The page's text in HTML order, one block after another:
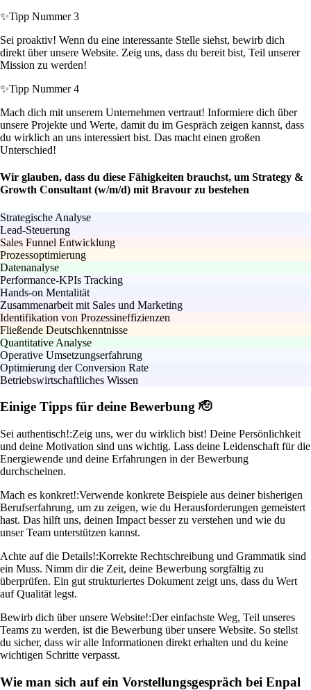
✨Tipp Nummer 3
Sei proaktiv! Wenn du eine interessante Stelle siehst, bewirb dich
direkt über unsere Website. Zeig uns, dass du bereit bist, Teil unserer
Mission zu werden!
✨Tipp Nummer 4
Mach dich mit unserem Unternehmen vertraut! Informiere dich über
unsere Projekte und Werte, damit du im Gespräch zeigen kannst, dass
du wirklich an uns interessiert bist. Das macht einen großen
Unterschied!
Wir glauben, dass du diese Fähigkeiten brauchst, um Strategy &
Growth Consultant (w/m/d) mit Bravour zu bestehen
Strategische Analyse
Lead-Steuerung
Sales Funnel Entwicklung
Prozessoptimierung
Datenanalyse
Performance-KPIs Tracking
Hands-on Mentalität
Zusammenarbeit mit Sales und Marketing
Identifikation von Prozessineffizienzen
Fließende Deutschkenntnisse
Quantitative Analyse
Operative Umsetzungserfahrung
Optimierung der Conversion Rate
Betriebswirtschaftliches Wissen
Einige Tipps für deine Bewerbung 🫡
Sei authentisch!:Zeig uns, wer du wirklich bist! Deine Persönlichkeit
und deine Motivation sind uns wichtig. Lass deine Leidenschaft für die
Energiewende und deine Erfahrungen in der Bewerbung
durchscheinen.
Mach es konkret!:Verwende konkrete Beispiele aus deiner bisherigen
Berufserfahrung, um zu zeigen, wie du Herausforderungen gemeistert
hast. Das hilft uns, deinen Impact besser zu verstehen und wie du
unser Team unterstützen kannst.
Achte auf die Details!:Korrekte Rechtschreibung und Grammatik sind
ein Muss. Nimm dir die Zeit, deine Bewerbung sorgfältig zu
überprüfen. Ein gut strukturiertes Dokument zeigt uns, dass du Wert
auf Qualität legst.
Bewirb dich über unsere Website!:Der einfachste Weg, Teil unseres
Teams zu werden, ist die Bewerbung über unsere Website. So stellst
du sicher, dass wir alle Informationen direkt erhalten und du keine
wichtigen Schritte verpasst.
Wie man sich auf ein Vorstellungsgespräch bei Enpal